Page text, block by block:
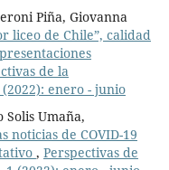
Piña, Giovanna
liceo de Chile”, calidad
de la
enero - junio
Solis Umaña,
noticias de COVID-19
, Perspectivas de